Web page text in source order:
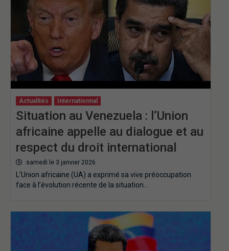
Actualités Internationnal
Situation au Venezuela : l’Union
africaine appelle au dialogue et au
respect du droit international
samedi le 3 janvier 2026
L’Union africaine (UA) a exprimé sa vive préoccupation
face à l’évolution récente de la situation…